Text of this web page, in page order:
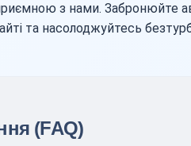
з нами. Забронюйте
та насолоджуйтесь
(FAQ)